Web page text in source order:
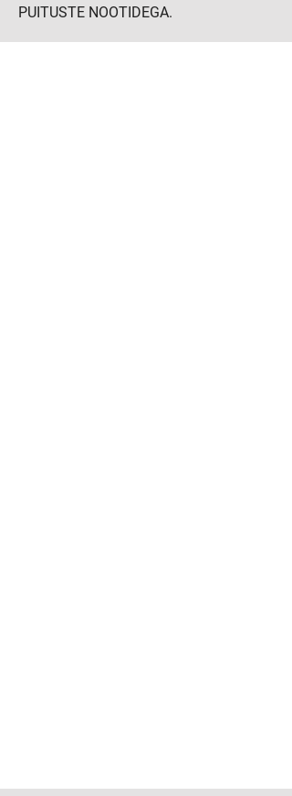
PUITUSTE NOOTIDEGA.